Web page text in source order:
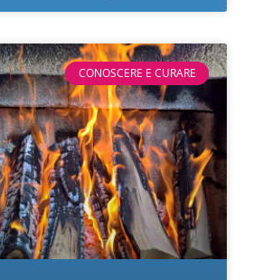
CONOSCERE E CURARE